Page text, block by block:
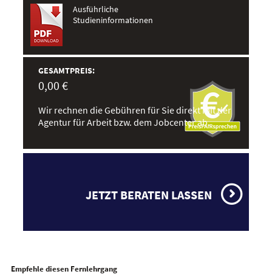
Ausführliche
Studieninformationen
GESAMTPREIS:
0,00 €
Wir rechnen die Gebühren für Sie direkt mit der
Agentur für Arbeit bzw. dem Jobcenter ab.
JETZT BERATEN LASSEN
Empfehle diesen Fernlehrgang